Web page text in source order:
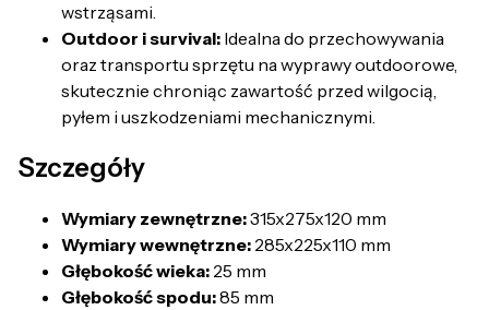
wstrząsami.
Outdoor i survival: Idealna do przechowywania
oraz transportu sprzętu na wyprawy outdoorowe,
skutecznie chroniąc zawartość przed wilgocią,
pyłem i uszkodzeniami mechanicznymi.
Szczegóły
Wymiary zewnętrzne:315x275x120 mm
Wymiary wewnętrzne: 285x225x110 mm
Głębokość wieka: 25 mm
Głębokość spodu:85 mm